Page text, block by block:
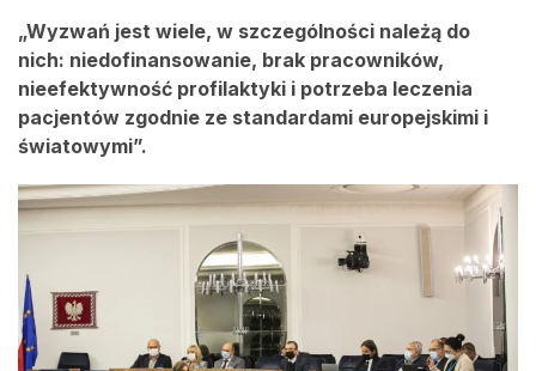
„Wyzwań jest wiele, w szczególności należą do
nich: niedofinansowanie, brak pracowników,
nieefektywność profilaktyki i potrzeba leczenia
pacjentów zgodnie ze standardami europejskimi i
światowymi”.